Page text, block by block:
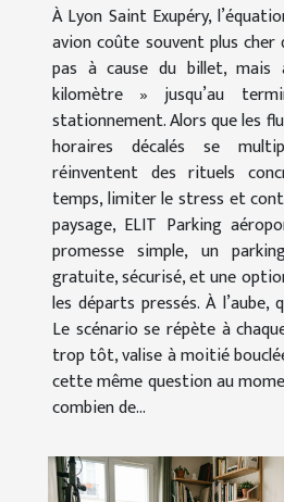
À Lyon Saint Exupéry,
avion coûte souvent plus cher
pas à cause du billet,
kilomètre » jusqu’au
stationnement. Alors que les
horaires décalés se
réinventent des rituels
temps, limiter le stress et
paysage, ELIT Parking
promesse simple, un
gratuite, sécurisé, et une
les départs pressés. À l’aube,
Le scénario se répète à
trop tôt, valise à moitié
cette même question au
combien de...